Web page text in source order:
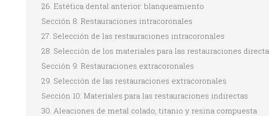
26. Estética dental anterior: blanqueamiento
Sección 8: Restauraciones intracoronales
27. Selección de las restauraciones intracoronales
28. Selección de los materiales para las restauraciones
Sección 9: Restauraciones extracoronales
29. Selección de las restauraciones extracoronales
Sección 10: Materiales para las restauraciones indirectas
30. Aleaciones de metal colado, titanio y resina compuesta